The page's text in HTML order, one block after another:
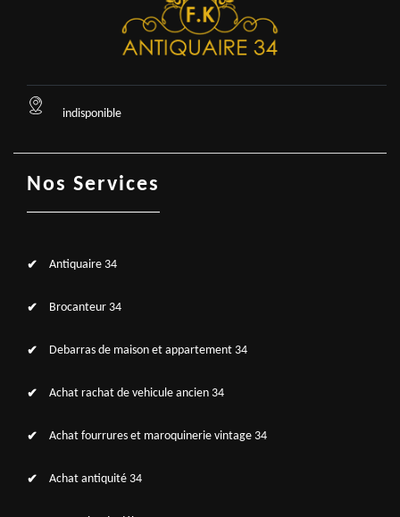
indisponible
Nos Services
Antiquaire 34
Brocanteur 34
Debarras de maison et appartement 34
Achat rachat de vehicule ancien 34
Achat fourrures et maroquinerie vintage 34
Achat antiquité 34